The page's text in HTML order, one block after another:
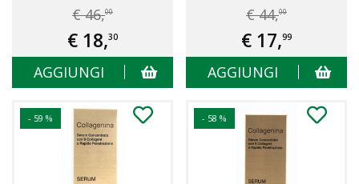
€ 46,00
€ 18,30
AGGIUNGI
€ 44,00
€ 17,99
AGGIUNGI
- 59 % - 58 %